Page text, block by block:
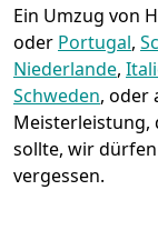
Ein Umzug von
oder Portugal,
Niederlande,
Schweden, oder
Meisterleistung,
sollte, wir dürfen
vergessen.